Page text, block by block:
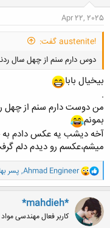
:
Apr 22, 2025
!austenite گفت:
دوس دارم سنم از چهل سال
بیخیال بابا
.
من دوست دارم سنم از چهل
بمونم
میشم،عکسم رو دیدم دلم
و
ا
ک
ش
ه
Ahmad Engineer
,پسر
*mahdieh*
کاربر فعال مهندسی